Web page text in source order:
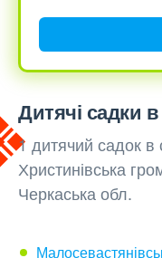
Дитячі садки
1 дитячий садок
Христинівська
Черкаська обл.